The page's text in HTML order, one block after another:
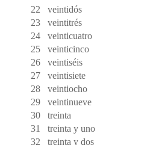
22
veintidós
23
veintitrés
24
veinticuatro
25
veinticinco
26
veintiséis
27
veintisiete
28
veintiocho
29
veintinueve
30
treinta
31
treinta y uno
32
treinta y dos